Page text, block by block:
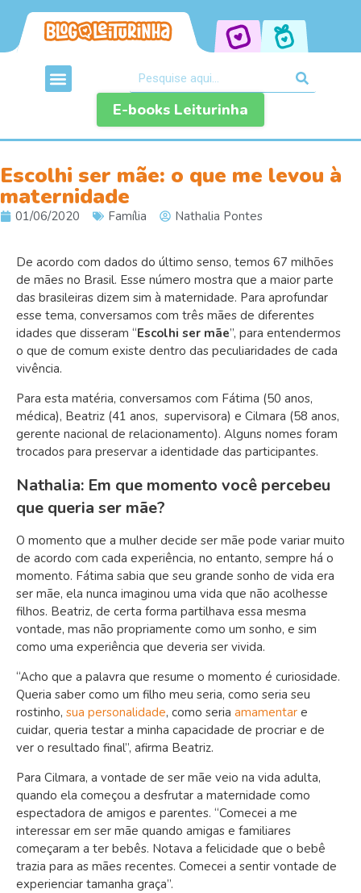
E-books Leiturinha
Escolhi ser mãe: o que me levou à
maternidade
01/06/2020 Família Nathalia Pontes
De acordo com dados do último senso, temos 67 milhões
de mães no Brasil. Esse número mostra que a maior parte
das brasileiras dizem sim à maternidade. Para aprofundar
esse tema, conversamos com três mães de diferentes
idades que disseram “Escolhi ser mãe”, para entendermos
o que de comum existe dentro das peculiaridades de cada
vivência.
Para esta matéria, conversamos com Fátima (50 anos,
médica), Beatriz (41 anos, supervisora) e Cilmara (58 anos,
gerente nacional de relacionamento). Alguns nomes foram
trocados para preservar a identidade das participantes.
Nathalia: Em que momento você percebeu
que queria ser mãe?
O momento que a mulher decide ser mãe pode variar muito
de acordo com cada experiência, no entanto, sempre há o
momento. Fátima sabia que seu grande sonho de vida era
ser mãe, ela nunca imaginou uma vida que não acolhesse
filhos. Beatriz, de certa forma partilhava essa mesma
vontade, mas não propriamente como um sonho, e sim
como uma experiência que deveria ser vivida.
“Acho que a palavra que resume o momento é curiosidade.
Queria saber como um filho meu seria, como seria seu
rostinho, sua personalidade, como seria amamentar e
cuidar, queria testar a minha capacidade de procriar e de
ver o resultado final”, afirma Beatriz.
Para Cilmara, a vontade de ser mãe veio na vida adulta,
quando ela começou a desfrutar a maternidade como
espectadora de amigos e parentes. “Comecei a me
interessar em ser mãe quando amigas e familiares
começaram a ter bebês. Notava a felicidade que o bebê
trazia para as mães recentes. Comecei a sentir vontade de
experienciar tamanha graça”.